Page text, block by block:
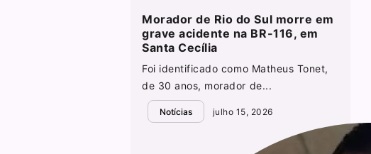
Morador de Rio do Sul morre em
grave acidente na BR-116, em
Santa Cecília
Foi identificado como Matheus Tonet,
de 30 anos, morador de...
Notícias julho 15, 2026